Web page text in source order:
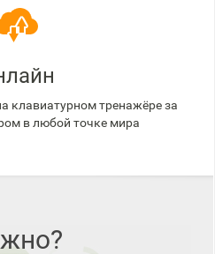
клавиатурном тренажёре за
в любой точке мира